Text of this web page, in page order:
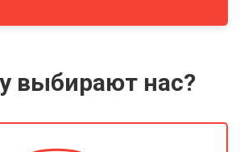
выбирают нас?